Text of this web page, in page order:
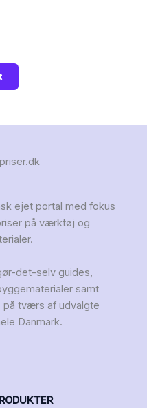
ejet portal med fokus
på værktøj og
det-selv guides,
samt
på tværs af udvalgte
Danmark.